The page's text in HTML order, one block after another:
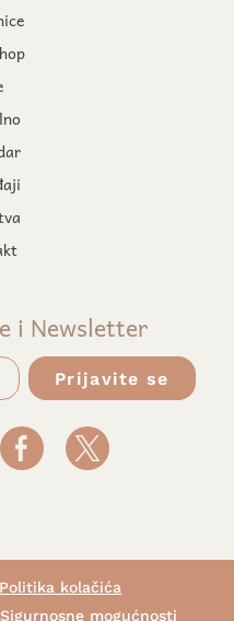
i Newsletter
Politika kolačića
Sigurnosne mogućnosti